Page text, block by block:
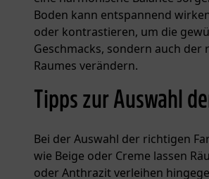
Boden kann entspannend
oder kontrastieren, um die
Geschmacks, sondern auch
Raumes verändern.
Tipps zur Auswahl
Bei der Auswahl der richtigen
wie Beige oder Creme lassen
oder Anthrazit verleihen